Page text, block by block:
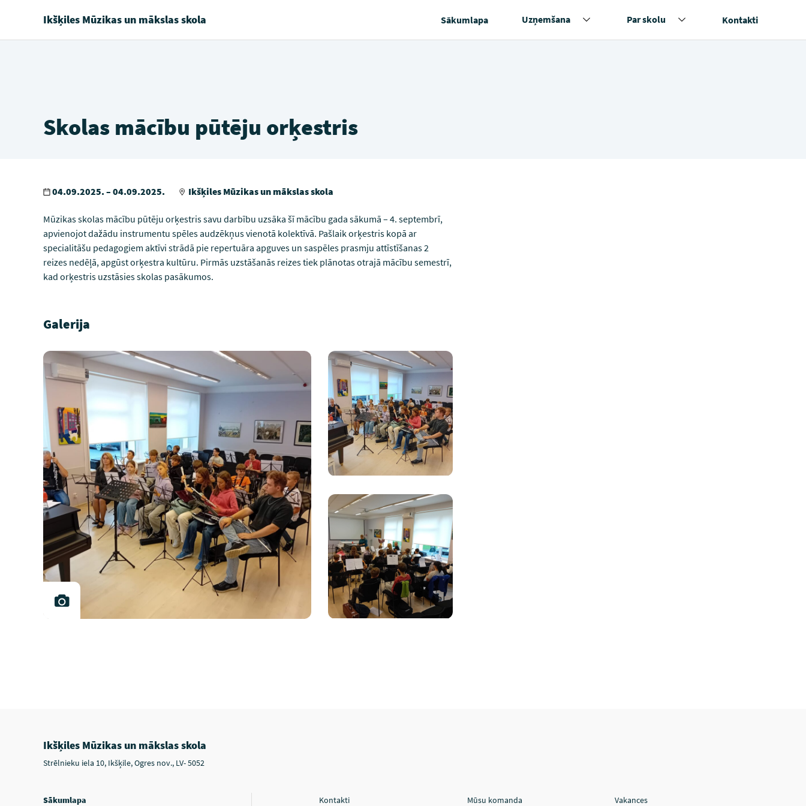
Ikšķiles Mūzikas un mākslas skola Sākumlapa Uzņemšana Par skolu Kontakti
Skolas mācību pūtēju orķestris
04.09.2025. – 04.09.2025. Ikšķiles Mūzikas un mākslas skola
Mūzikas skolas mācību pūtēju orķestris savu darbību uzsāka šī mācību gada sākumā – 4. septembrī,
apvienojot dažādu instrumentu spēles audzēkņus vienotā kolektīvā. Pašlaik orķestris kopā ar
specialitāšu pedagogiem aktīvi strādā pie repertuāra apguves un saspēles prasmju attīstīšanas 2
reizes nedēļā, apgūst orķestra kultūru. Pirmās uzstāšanās reizes tiek plānotas otrajā mācību semestrī,
kad orķestris uzstāsies skolas pasākumos.
Galerija
Ikšķiles Mūzikas un mākslas skola
Strēlnieku iela 10, Ikšķile, Ogres nov., LV- 5052
Sākumlapa Kontakti Mūsu komanda Vakances